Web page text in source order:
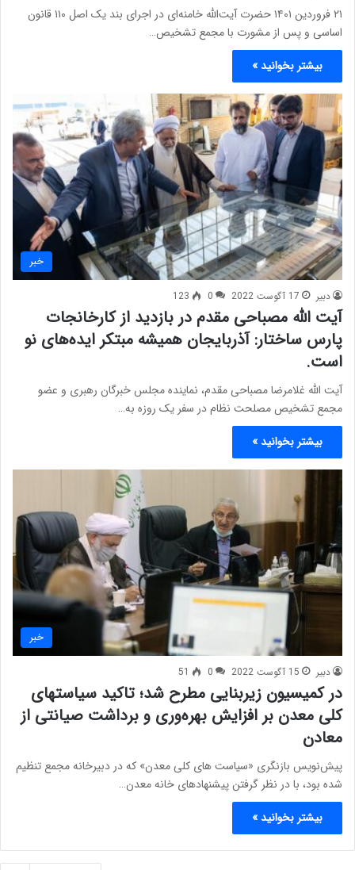
۲۱ فروردین ۱۴۰۱ حضرت آیت‌الله خامنه‌ای در اجرای بند یک اصل ۱۱۰ قانون
اساسی و پس از مشورت با مجمع تشخیص…
بیشتر بخوانید »
خبر
دبیر 17 آگوست 2022 0
123
آیت الله مصباحی مقدم در بازدید از کارخانجات
پارس ساختار: آذربایجان همیشه مبتکر ایده‌های نو
است.
آیت الله غلامرضا مصباحی مقدم، نماینده مجلس خبرگان رهبری و عضو
مجمع تشخیص مصلحت نظام در سفر یک روزه به…
بیشتر بخوانید »
خبر
دبیر 15 آگوست 2022 0
51
در کمیسیون زیربنایی مطرح شد؛ تاکید سیاستهای
کلی معدن بر افزایش بهره‌وری و برداشت صیانتی از
معادن
پیش‌نویس بازنگری «سیاست های کلی معدن» که در دبیرخانه مجمع تنظیم
شده بود، با در نظر گرفتن پیشنهادهای خانه معدن…
بیشتر بخوانید »